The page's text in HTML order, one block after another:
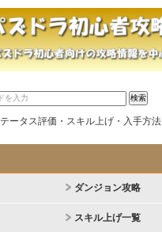
ータス評価・スキル上げ・入手方法
ダンジョン攻略
スキル上げ一覧